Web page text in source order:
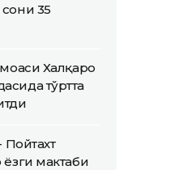
35
Халқаро
тўртта
Пойтахт
мактаби